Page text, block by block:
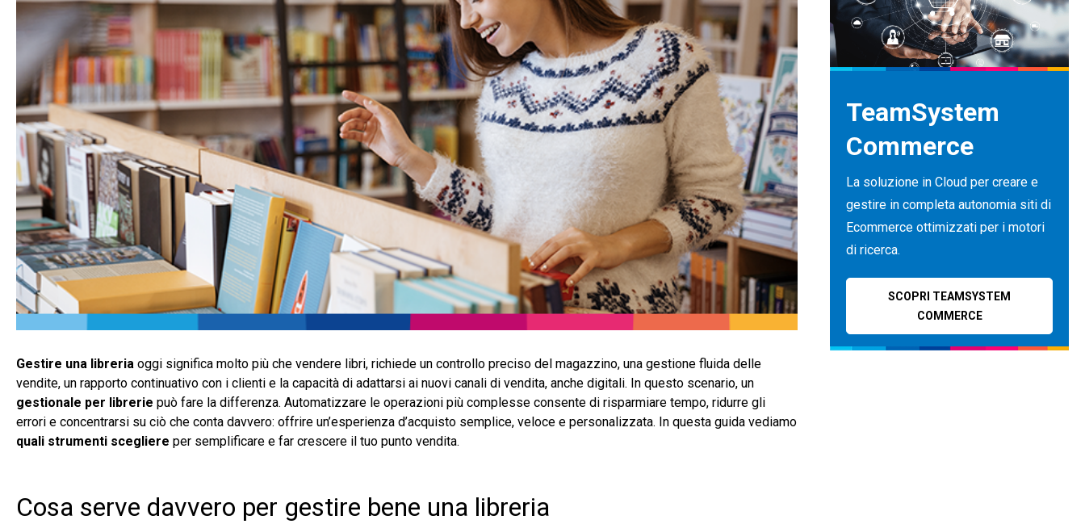
Gestire una libreria oggi significa molto più che vendere libri, richiede un controllo preciso del magazzino, una gestione fluida delle
vendite, un rapporto continuativo con i clienti e la capacità di adattarsi ai nuovi canali di vendita, anche digitali. In questo scenario, un
gestionale per librerie può fare la differenza. Automatizzare le operazioni più complesse consente di risparmiare tempo, ridurre gli
errori e concentrarsi su ciò che conta davvero: offrire un’esperienza d’acquisto semplice, veloce e personalizzata. In questa guida vediamo
quali strumenti scegliere per semplificare e far crescere il tuo punto vendita.
Cosa serve davvero per gestire bene una libreria
TeamSystem
Commerce
La soluzione in Cloud per creare e
gestire in completa autonomia siti di
Ecommerce ottimizzati per i motori
di ricerca.
SCOPRI TEAMSYSTEM
COMMERCE